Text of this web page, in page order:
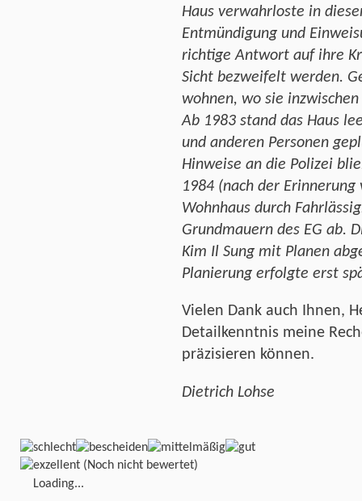
Haus verwahrloste in
Entmündigung und
richtige Antwort auf ihre
Sicht bezweifelt werden.
wohnen, wo sie
Ab 1983 stand das Haus
und anderen Personen
Hinweise an die Polizei
1984 (nach der
Wohnhaus durch
Grundmauern des EG ab.
Kim Il Sung mit Planen
Planierung erfolgte erst
Vielen Dank auch Ihnen,
Detailkenntnis meine
präzisieren können.
Dietrich Lohse
(Noch nicht bewertet)
Loading...